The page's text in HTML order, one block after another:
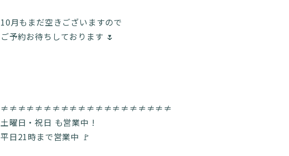
10月もまだ空きございますので
ご予約お待ちしております 🌷
≠≠≠≠≠≠≠≠≠≠≠≠≠≠≠≠≠≠≠≠
土曜日・祝日 も営業中 !
平日21時まで営業中 🚩